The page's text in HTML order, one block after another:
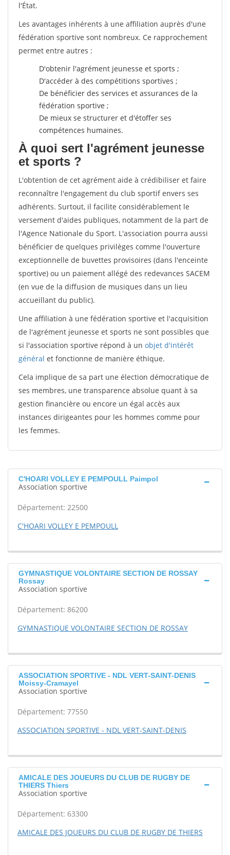
l'État.
Les avantages inhérents à une affiliation auprès d'une
fédération sportive sont nombreux. Ce rapprochement
permet entre autres :
D'obtenir l'agrément jeunesse et sports ;
D'accéder à des compétitions sportives ;
De bénéficier des services et assurances de la
fédération sportive ;
De mieux se structurer et d'étoffer ses
compétences humaines.
À quoi sert l'agrément jeunesse
et sports ?
L'obtention de cet agrément aide à crédibiliser et faire
reconnaître l'engagement du club sportif envers ses
adhérents. Surtout, il facilite considérablement le
versement d'aides publiques, notamment de la part de
l'Agence Nationale du Sport. L'association pourra aussi
bénéficier de quelques privilèges comme l'ouverture
exceptionnelle de buvettes provisoires (dans l'enceinte
sportive) ou un paiement allégé des redevances SACEM
(en vue de la diffusion de musiques dans un lieu
accueillant du public).
Une affiliation à une fédération sportive et l'acquisition
de l'agrément jeunesse et sports ne sont possibles que
si l'association sportive répond à un objet d'intérêt
général et fonctionne de manière éthique.
Cela implique de sa part une élection démocratique de
ses membres, une transparence absolue quant à sa
gestion financière ou encore un égal accès aux
instances dirigeantes pour les hommes comme pour
les femmes.
C'HOARI VOLLEY E PEMPOULL Paimpol
Association sportive
Département: 22500
C'HOARI VOLLEY E PEMPOULL
GYMNASTIQUE VOLONTAIRE SECTION DE ROSSAY
Rossay
Association sportive
Département: 86200
GYMNASTIQUE VOLONTAIRE SECTION DE ROSSAY
ASSOCIATION SPORTIVE - NDL VERT-SAINT-DENIS
Moissy-Cramayel
Association sportive
Département: 77550
ASSOCIATION SPORTIVE - NDL VERT-SAINT-DENIS
AMICALE DES JOUEURS DU CLUB DE RUGBY DE
THIERS Thiers
Association sportive
Département: 63300
AMICALE DES JOUEURS DU CLUB DE RUGBY DE THIERS